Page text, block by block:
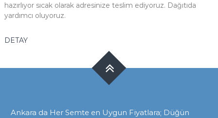
hazırlıyor sıcak olarak adresinize teslim ediyoruz. Dağıtıda
yardımcı oluyoruz.
DETAY
Ankara da Her Semte en Uygun Fiyatlara; Düğün